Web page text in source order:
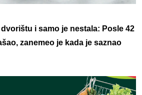
dvorištu i samo je nestala: Posle 42
zanemeo je kada je saznao